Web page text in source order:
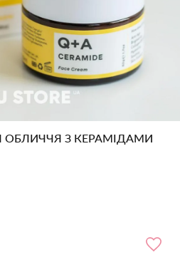
З КЕРАМІДАМИ